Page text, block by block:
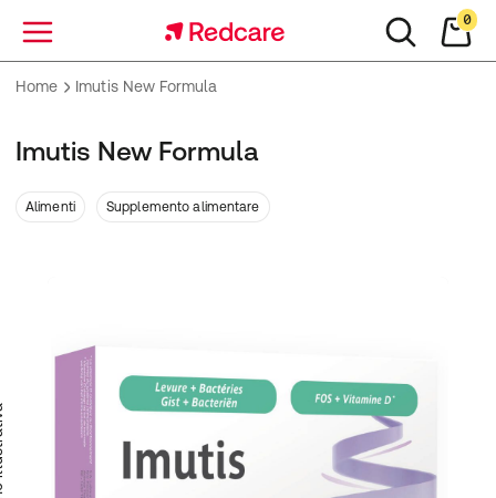
Menu
0
Home Imutis New Formula
Imutis New Formula
Alimenti Supplemento alimentare